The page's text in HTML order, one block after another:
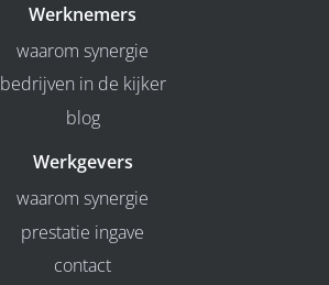
Werknemers
waarom synergie
bedrijven in de kijker
blog
Werkgevers
waarom synergie
prestatie ingave
contact